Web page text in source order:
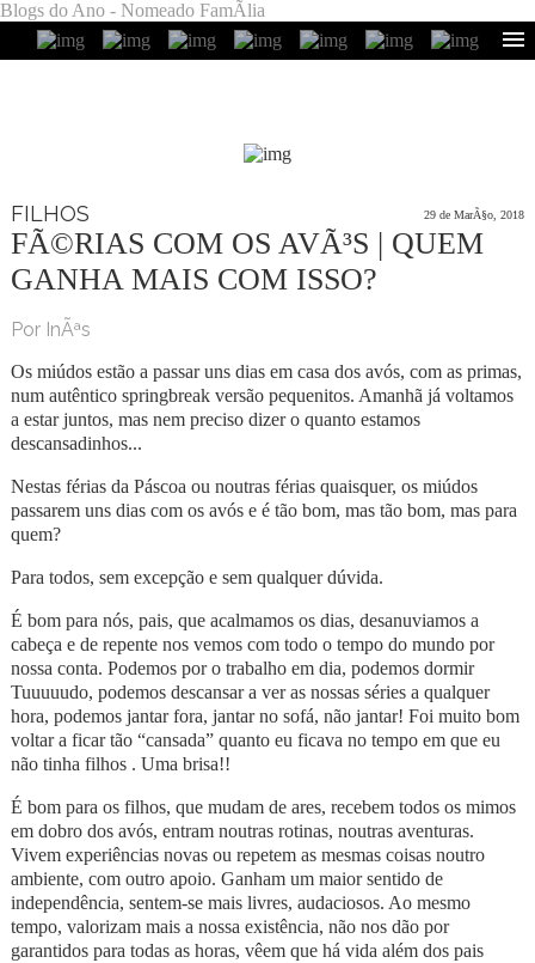
Blogs do Ano - Nomeado FamÃ­lia
FILHOS 29 de MarÃ§o, 2018
FÃ©RIAS COM OS AVÃ³S | QUEM
GANHA MAIS COM ISSO?
Por InÃªs
Os miúdos estão a passar uns dias em casa dos avós, com as primas,
num autêntico springbreak versão pequenitos. Amanhã já voltamos
a estar juntos, mas nem preciso dizer o quanto estamos
descansadinhos...
Nestas férias da Páscoa ou noutras férias quaisquer, os miúdos
passarem uns dias com os avós e é tão bom, mas tão bom, mas para
quem?
Para todos, sem excepção e sem qualquer dúvida.
É bom para nós, pais, que acalmamos os dias, desanuviamos a
cabeça e de repente nos vemos com todo o tempo do mundo por
nossa conta. Podemos por o trabalho em dia, podemos dormir
Tuuuuudo, podemos descansar a ver as nossas séries a qualquer
hora, podemos jantar fora, jantar no sofá, não jantar! Foi muito bom
voltar a ficar tão “cansada” quanto eu ficava no tempo em que eu
não tinha filhos . Uma brisa!!
É bom para os filhos, que mudam de ares, recebem todos os mimos
em dobro dos avós, entram noutras rotinas, noutras aventuras.
Vivem experiências novas ou repetem as mesmas coisas noutro
ambiente, com outro apoio. Ganham um maior sentido de
independência, sentem-se mais livres, audaciosos. Ao mesmo
tempo, valorizam mais a nossa existência, não nos dão por
garantidos para todas as horas, vêem que há vida além dos pais